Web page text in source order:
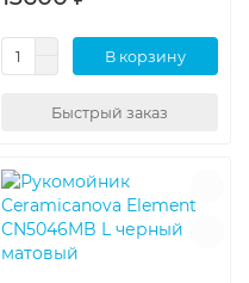
В корзину
Быстрый заказ